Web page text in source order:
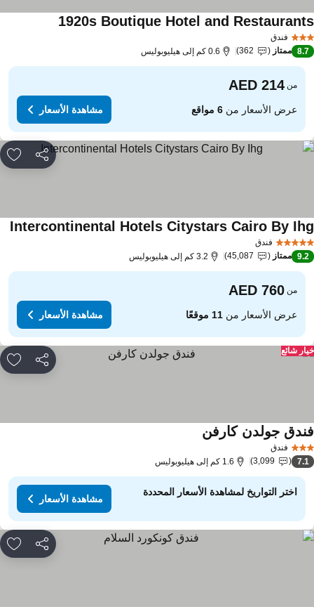
فندق
1920s Boutique Hotel and
8.7 ممتاز 362 0.6 كم إلى هيليوبوليس
من
عرض الأسعار من6 مواقع مشاهدة الأسعار
مشاركة
فندق
Intercontinental Hotels Citystars Cairo By
9.2 ممتاز 45,087 3.2 كم إلى هيليوبوليس
من
عرض الأسعار من11 موقعًا مشاهدة الأسعار
مشاركة
شائع
فندق
جولدن كارفن
7.1
3,099 1.6 كم إلى هيليوبوليس
اختر التواريخ لمشاهدة الأسعار المحددة
مشاهدة الأسعار
مشاركة